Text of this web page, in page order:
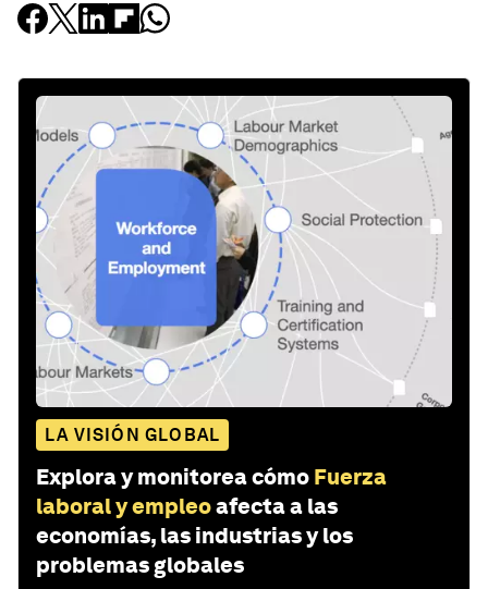
LA VISIÓN GLOBAL
Explora y monitorea cómo Fuerza
laboral y empleoafecta a las
economías, las industrias y los
problemas globales